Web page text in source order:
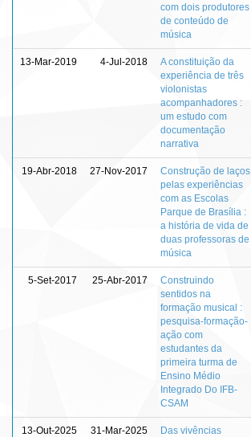
com dois produtores
de conteúdo de
música
13-Mar-2019 4-Jul-2018
A constituição da
experiência de três
violonistas
acompanhadores :
um estudo com
documentação
narrativa
19-Abr-2018 27-Nov-2017
Construção de laços
pelas experiências
com as Escolas
Parque de Brasília :
a história de vida de
duas professoras de
música
5-Set-2017 25-Abr-2017
Construindo
sentidos na
formação musical :
pesquisa-formação-
ação com
estudantes da
primeira turma de
Ensino Médio
Integrado Do IFB-
CSAM
13-Out-2025 31-Mar-2025
Das vivências